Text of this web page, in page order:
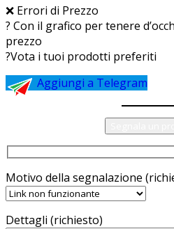
❌ Errori di Prezzo
? Con il grafico per tenere
prezzo
?Vota i tuoi prodotti preferiti
Aggiungi a Telegram
Motivo della segnalazione
Dettagli (richiesto)